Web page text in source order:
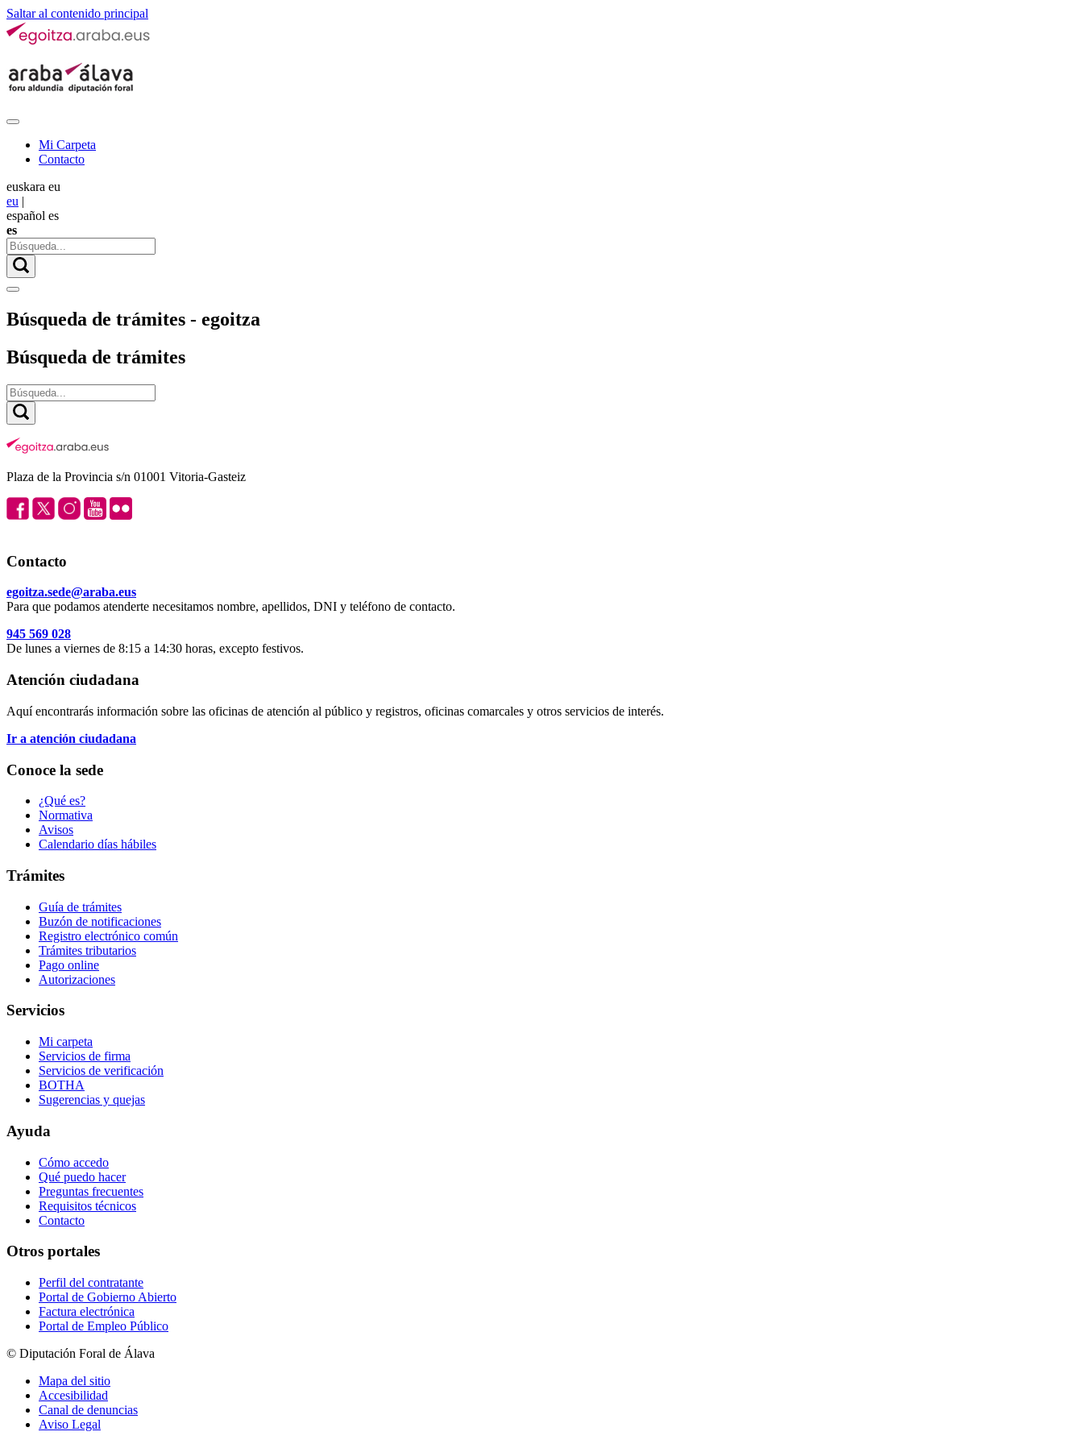
Saltar al contenido principal
Mi Carpeta
Contacto
euskara eu
eu |
español es
es
Búsqueda de trámites - egoitza
Búsqueda de trámites
Plaza de la Provincia s/n 01001 Vitoria-Gasteiz
Contacto
egoitza.sede@araba.eus
Para que podamos atenderte necesitamos nombre, apellidos, DNI y teléfono de contacto.
945 569 028
De lunes a viernes de 8:15 a 14:30 horas, excepto festivos.
Atención ciudadana
Aquí encontrarás información sobre las oficinas de atención al público y registros, oficinas comarcales y otros servicios de interés.
Ir a atención ciudadana
Conoce la sede
¿Qué es?
Normativa
Avisos
Calendario días hábiles
Trámites
Guía de trámites
Buzón de notificaciones
Registro electrónico común
Trámites tributarios
Pago online
Autorizaciones
Servicios
Mi carpeta
Servicios de firma
Servicios de verificación
BOTHA
Sugerencias y quejas
Ayuda
Cómo accedo
Qué puedo hacer
Preguntas frecuentes
Requisitos técnicos
Contacto
Otros portales
Perfil del contratante
Portal de Gobierno Abierto
Factura electrónica
Portal de Empleo Público
© Diputación Foral de Álava
Mapa del sitio
Accesibilidad
Canal de denuncias
Aviso Legal